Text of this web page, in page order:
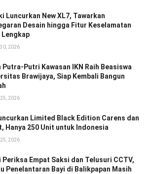
Luncurkan New XL7, Tawarkan
Desain hingga Fitur Keselamatan
Lengkap
2026
Putra-Putri Kawasan IKN Raih Beasiswa
Brawijaya, Siap Kembali Bangun
2026
Limited Black Edition Carens dan
Hanya 250 Unit untuk Indonesia
2026
Periksa Empat Saksi dan Telusuri CCTV,
Penelantaran Bayi di Balikpapan Masih